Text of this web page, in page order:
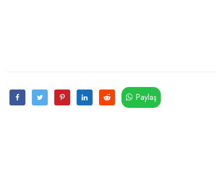
Paylaş